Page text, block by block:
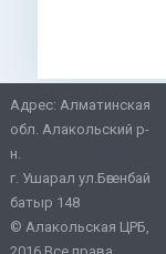
Адрес: Алматинская
обл. Алакольский р-
н.
г. Ушарал ул.Бөгенбай
батыр 148
© Алакольская ЦРБ,